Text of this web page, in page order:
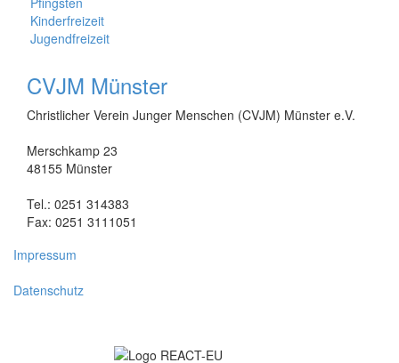
Kinderfreizeit
Jugendfreizeit
CVJM Münster
Christlicher Verein Junger Menschen (CVJM) Münster e.V.
Merschkamp 23
48155 Münster
Tel.: 0251 314383
Fax: 0251 3111051
Impressum
Datenschutz